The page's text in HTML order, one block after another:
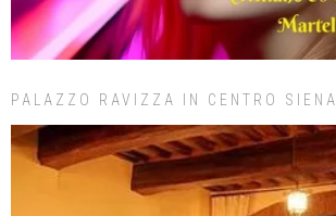
PALAZZO RAVIZZA IN CENTRO SIENA